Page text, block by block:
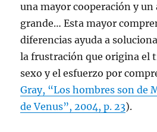
una mayor cooperación y un
grande… Esta mayor
diferencias ayuda a
la frustración que origina el
sexo y el esfuerzo por
Gray, “Los hombres son de
de Venus”, 2004, p. 23).